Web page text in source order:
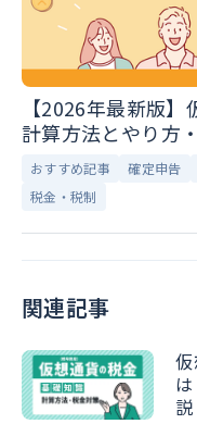
【2026年最新版
計算方法とやり方
おすすめ記事 確定申告
税金・税制
関連記事
説